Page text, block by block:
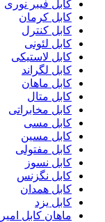
کابل فیبر نوری
کابل کرمان
کابل کنترل
کابل لئونی
کابل لاستیکی
کابل لگراند
کابل ماهان
کابل متال
کابل مخابراتی
کابل مسی
کابل مسین
کابل مفتولی
کابل نسوز
کابل نگزنس
کابل همدان
کابل یزد
ماهان کابل امیر